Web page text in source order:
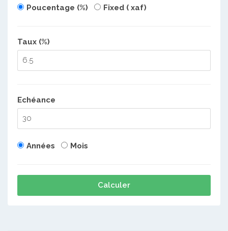
Poucentage (%) Fixed ( xaf)
Taux (%)
Echéance
Années Mois
Calculer